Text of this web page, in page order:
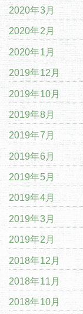
2020年3月
2020年2月
2020年1月
2019年12月
2019年10月
2019年8月
2019年7月
2019年6月
2019年5月
2019年4月
2019年3月
2019年2月
2018年12月
2018年11月
2018年10月